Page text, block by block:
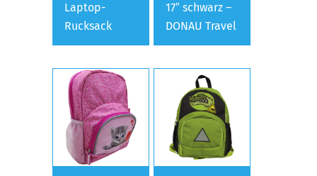
Laptop-
Rucksack
17″ schwarz –
DONAU Travel